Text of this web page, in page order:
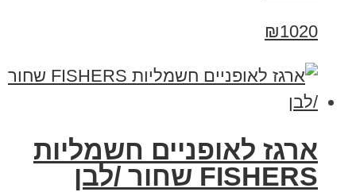
₪1020
ארגז לאופניים חשמליות
FISHERS שחור /לבן